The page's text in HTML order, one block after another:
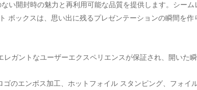
ない開封時の魅力と再利用可能な品質を提供します。シー
ボックスは、思い出に残るプレゼンテーションの瞬間を
ガントなユーザーエクスペリエンスが保証され、開いた
のエンボス加工、ホットフォイル スタンピング、フォ